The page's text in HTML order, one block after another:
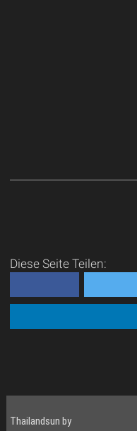
Diese Seite Teilen:
Thailandsun by